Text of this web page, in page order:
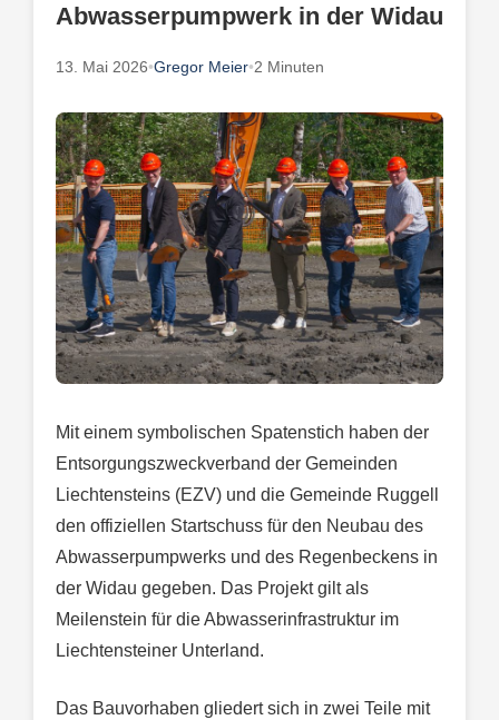
Abwasserpumpwerk in der Widau
13. Mai 2026•Gregor Meier•2 Minuten
Mit einem symbolischen Spatenstich haben der
Entsorgungszweckverband der Gemeinden
Liechtensteins (EZV) und die Gemeinde Ruggell
den offiziellen Startschuss für den Neubau des
Abwasserpumpwerks und des Regenbeckens in
der Widau gegeben. Das Projekt gilt als
Meilenstein für die Abwasserinfrastruktur im
Liechtensteiner Unterland.
Das Bauvorhaben gliedert sich in zwei Teile mit